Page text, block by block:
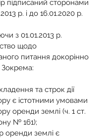
р. і до 16.01.2020 р.
щодо
питання докорінно
Зокрема:
та строк дії
є істотними умовами
оренди землі (ч. 1 ст.
№ 161);
оренди землі є